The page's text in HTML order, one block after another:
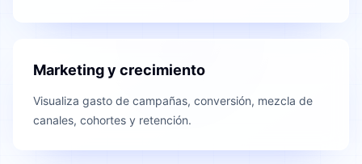
Marketing y crecimiento
Visualiza gasto de campañas, conversión, mezcla de
canales, cohortes y retención.